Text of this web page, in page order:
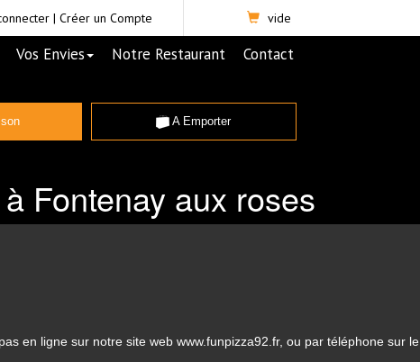
| Créer un Compte vide
Vos Envies Notre Restaurant Contact
A Emporter
Fontenay aux roses
en ligne sur notre site web www.funpizza92.fr, ou par téléphone sur le